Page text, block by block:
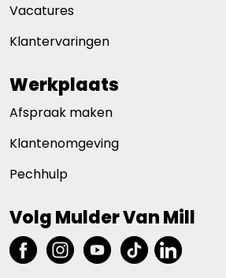
Vacatures
Klantervaringen
Werkplaats
Afspraak maken
Klantenomgeving
Pechhulp
Volg Mulder Van Mill